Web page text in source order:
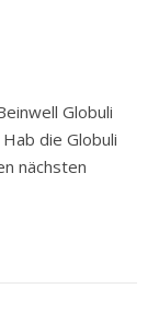
Globuli
die Globuli
nächsten